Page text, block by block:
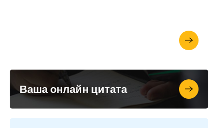
Ваша онлайн цитата